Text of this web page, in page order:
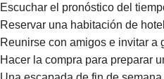
Escuchar el pronóstico del
Reservar una habitación de
Reunirse con amigos e invitar a
Hacer la compra para preparar